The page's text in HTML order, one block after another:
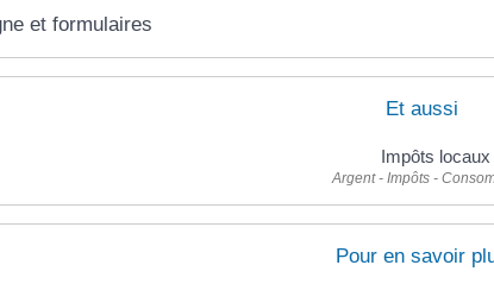
et formulaires
Et aussi
Impôts locaux
Argent - Impôts -
Pour en savoir